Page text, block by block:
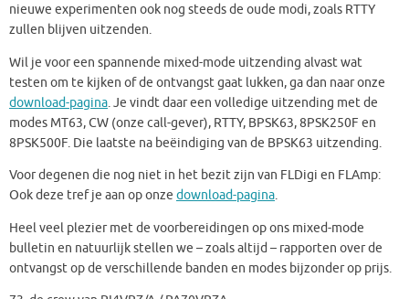
nieuwe experimenten ook nog steeds de oude modi, zoals RTTY
zullen blijven uitzenden.
Wil je voor een spannende mixed-mode uitzending alvast wat
testen om te kijken of de ontvangst gaat lukken, ga dan naar onze
download-pagina. Je vindt daar een volledige uitzending met de
modes MT63, CW (onze call-gever), RTTY, BPSK63, 8PSK250F en
8PSK500F. Die laatste na beëindiging van de BPSK63 uitzending.
Voor degenen die nog niet in het bezit zijn van FLDigi en FLAmp:
Ook deze tref je aan op onze download-pagina.
Heel veel plezier met de voorbereidingen op ons mixed-mode
bulletin en natuurlijk stellen we – zoals altijd – rapporten over de
ontvangst op de verschillende banden en modes bijzonder op prijs.